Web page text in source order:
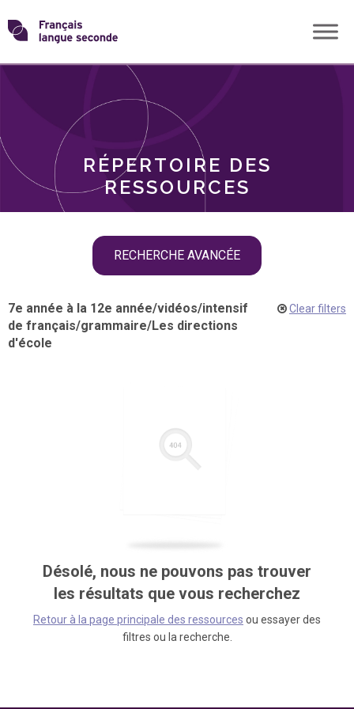
Skip
toTransformons
langue
RÉPERTOIRE DES
RESSOURCES
RECHERCHE AVANCÉE
THÈMES
7e année à la 12e année/vidéos/intensif
de français/grammaire/Les directions
d'école
Clear filters
Désolé, nous ne pouvons pas trouver
les résultats que vous recherchez
Retour à la page principale des ressources ou essayer des
filtres ou la recherche.